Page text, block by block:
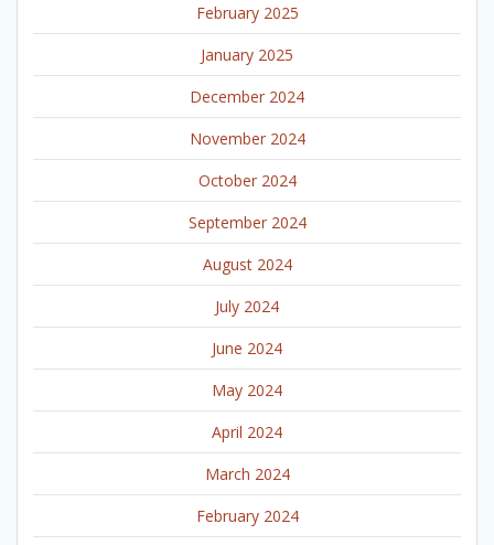
February 2025
January 2025
December 2024
November 2024
October 2024
September 2024
August 2024
July 2024
June 2024
May 2024
April 2024
March 2024
February 2024